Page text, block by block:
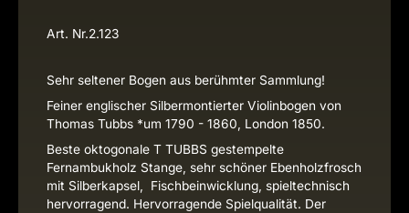
Art. Nr.2.123
Sehr seltener Bogen aus berühmter Sammlung!
Feiner englischer Silbermontierter Violinbogen von
Thomas Tubbs *um 1790 - 1860, London 1850.
Beste oktogonale T TUBBS gestempelte
Fernambukholz Stange, sehr schöner Ebenholzfrosch
mit Silberkapsel, Fischbeinwicklung, spieltechnisch
hervorragend. Hervorragende Spielqualität. Der